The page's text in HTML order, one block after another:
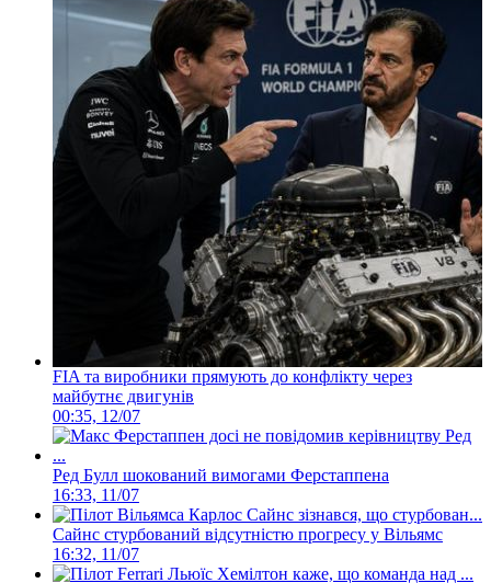
FIA та виробники прямують до конфлікту через
майбутнє двигунів
00:35, 12/07
Ред Булл шокований вимогами Ферстаппена
16:33, 11/07
Сайнс стурбований відсутністю прогресу у Вільямс
16:32, 11/07